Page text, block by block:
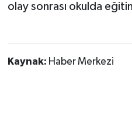
olay sonrası okulda
Kaynak: Haber Merkezi